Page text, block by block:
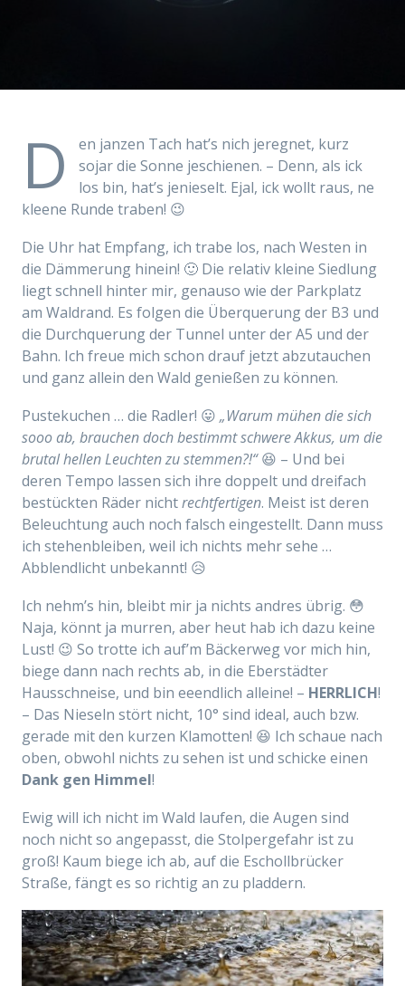
D
en janzen Tach hat’s nich jeregnet, kurz
sojar die Sonne jeschienen. – Denn, als ick
los bin, hat’s jenieselt. Ejal, ick wollt raus, ne
kleene Runde traben! 😉
Die Uhr hat Empfang, ich trabe los, nach Westen in
die Dämmerung hinein! 🙂 Die relativ kleine Siedlung
liegt schnell hinter mir, genauso wie der Parkplatz
am Waldrand. Es folgen die Überquerung der B3 und
die Durchquerung der Tunnel unter der A5 und der
Bahn. Ich freue mich schon drauf jetzt abzutauchen
und ganz allein den Wald genießen zu können.
Pustekuchen … die Radler! 😛 „Warum mühen die sich
sooo ab, brauchen doch bestimmt schwere Akkus, um die
brutal hellen Leuchten zu stemmen?!“😆 – Und bei
deren Tempo lassen sich ihre doppelt und dreifach
bestückten Räder nichtrechtfertigen. Meist ist deren
Beleuchtung auch noch falsch eingestellt. Dann muss
ich stehenbleiben, weil ich nichts mehr sehe …
Abblendlicht unbekannt! 😥
Ich nehm’s hin, bleibt mir ja nichts andres übrig. 😳
Naja, könnt ja murren, aber heut hab ich dazu keine
Lust! 😉 So trotte ich auf’m Bäckerweg vor mich hin,
biege dann nach rechts ab, in die Eberstädter
Hausschneise, und bin eeendlich alleine! – HERRLICH!
– Das Nieseln stört nicht, 10° sind ideal, auch bzw.
gerade mit den kurzen Klamotten! 😆 Ich schaue nach
oben, obwohl nichts zu sehen ist und schicke einen
Dank gen Himmel!
Ewig will ich nicht im Wald laufen, die Augen sind
noch nicht so angepasst, die Stolpergefahr ist zu
groß! Kaum biege ich ab, auf die Eschollbrücker
Straße, fängt es so richtig an zu pladdern.